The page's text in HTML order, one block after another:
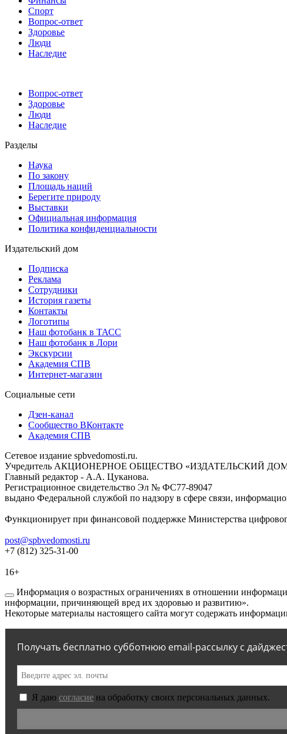
Спорт
Вопрос-ответ
Здоровье
Люди
Наследие
Вопрос-ответ
Здоровье
Люди
Наследие
Разделы
Наука
По закону
Площадь наций
Берегите природу
Выставки
Официальная информация
Политика конфиденциальности
Издательский дом
Подписка
Реклама
Сотрудники
История газеты
Контакты
Логотипы
Наш фотобанк в ТАСС
Наш фотобанк в Лори
Экскурсии
Академия СПВ
Интернет-магазин
Социальные сети
Дзен-канал
Сообщество ВКонтакте
Академия СПВ
Сетевое издание spbvedomosti.ru.
Учредитель АКЦИОНЕРНОЕ ОБЩЕСТВО «ИЗДАТЕЛЬСКИЙ
Главный редактор - А.А. Цуканова.
Регистрационное свидетельство Эл № ФС77-89047
выдано Федеральной службой по надзору в сфере связи,
Функционирует при финансовой поддержке Министерства
post@spbvedomosti.ru
+7 (812) 325-31-00
16+
Информация о возрастных ограничениях в отношении
информации, причиняющей вред их здоровью и развитию».
Некоторые материалы настоящего сайта могут содержать
Получать бесплатно субботнюю email-рассылку с
Я даю согласие на обработку своих персональных данных.